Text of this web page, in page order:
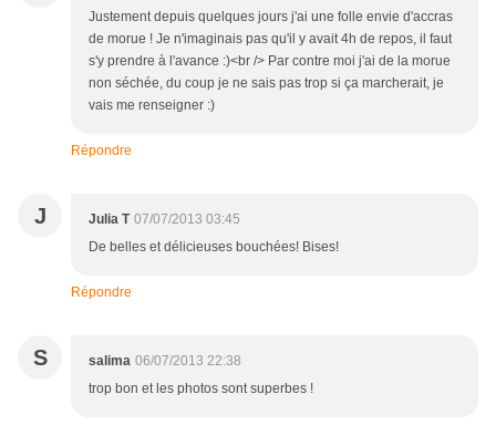
Justement depuis quelques jours j'ai une folle envie d'accras
de morue ! Je n'imaginais pas qu'il y avait 4h de repos, il faut
s'y prendre à l'avance :)<br /> Par contre moi j'ai de la morue
non séchée, du coup je ne sais pas trop si ça marcherait, je
vais me renseigner :)
Répondre
J Julia T 07/07/2013 03:45
De belles et délicieuses bouchées! Bises!
Répondre
S salima 06/07/2013 22:38
trop bon et les photos sont superbes !